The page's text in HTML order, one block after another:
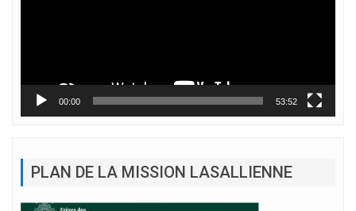
00:00 53:52
PLAN DE LA MISSION LASALLIENNE